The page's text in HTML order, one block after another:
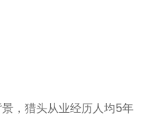
，猎头从业经历人均5年